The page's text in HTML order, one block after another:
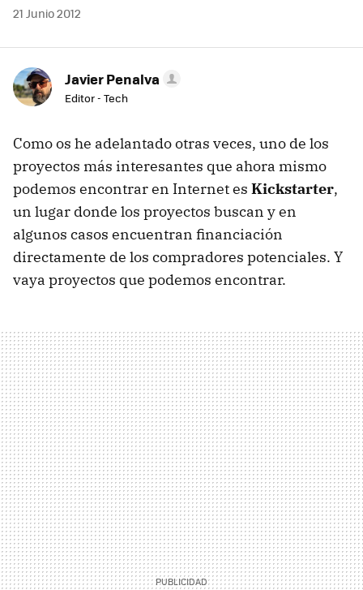
21 Junio 2012
Javier Penalva
Editor - Tech
Como os he adelantado otras veces, uno de los
proyectos más interesantes que ahora mismo
podemos encontrar en Internet es Kickstarter,
un lugar donde los proyectos buscan y en
algunos casos encuentran financiación
directamente de los compradores potenciales. Y
vaya proyectos que podemos encontrar.